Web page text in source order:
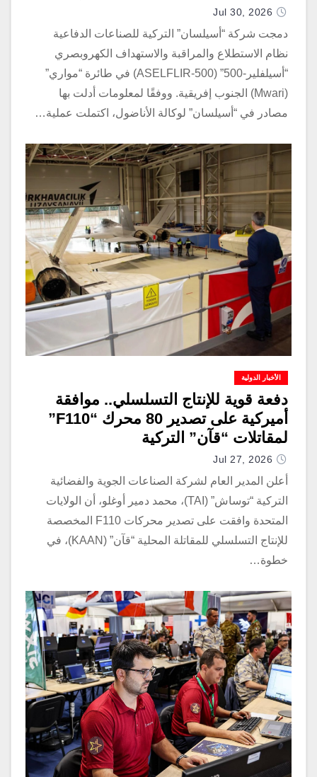
Jul 30, 2026
دمجت شركة “أسيلسان” التركية للصناعات الدفاعية
نظام الاستطلاع والمراقبة والاستهداف الكهروبصري
“أسيلفلير-500” (ASELFLIR-500) في طائرة “مواري”
(Mwari) الجنوب إفريقية. ووفقًا لمعلومات أدلت بها
مصادر في “أسيلسان” لوكالة الأناضول، اكتملت عملية…
الأخبار الدولية
دفعة قوية للإنتاج التسلسلي.. موافقة
أميركية على تصدير 80 محرك “F110”
لمقاتلات “قآن” التركية
Jul 27, 2026
أعلن المدير العام لشركة الصناعات الجوية والفضائية
التركية “توساش” (TAI)، محمد دمير أوغلو، أن الولايات
المتحدة وافقت على تصدير محركات F110 المخصصة
للإنتاج التسلسلي للمقاتلة المحلية “قآن” (KAAN)، في
خطوة…